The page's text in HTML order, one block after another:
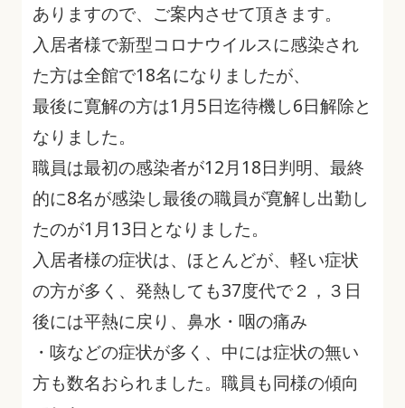
ありますので、ご案内させて頂きます。
入居者様で新型コロナウイルスに感染され
た方は全館で18名になりましたが、
最後に寛解の方は1月5日迄待機し6日解除と
なりました。
職員は最初の感染者が12月18日判明、最終
的に8名が感染し最後の職員が寛解し出勤し
たのが1月13日となりました。
入居者様の症状は、ほとんどが、軽い症状
の方が多く、発熱しても37度代で２，３日
後には平熱に戻り、鼻水・咽の痛み
・咳などの症状が多く、中には症状の無い
方も数名おられました。職員も同様の傾向